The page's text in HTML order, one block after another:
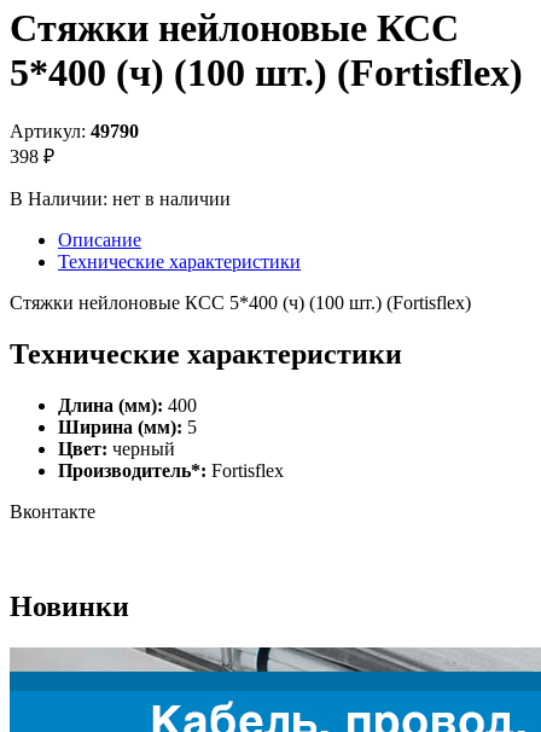
Стяжки нейлоновые КСС
5*400 (ч) (100 шт.) (Fortisflex)
Артикул: 49790
398 ₽
В Наличии: нет в наличии
Описание
Технические характеристики
Стяжки нейлоновые КСС 5*400 (ч) (100 шт.) (Fortisflex)
Технические характеристики
Длина (мм): 400
Ширина (мм): 5
Цвет: черный
Производитель*: Fortisflex
Вконтакте
Новинки